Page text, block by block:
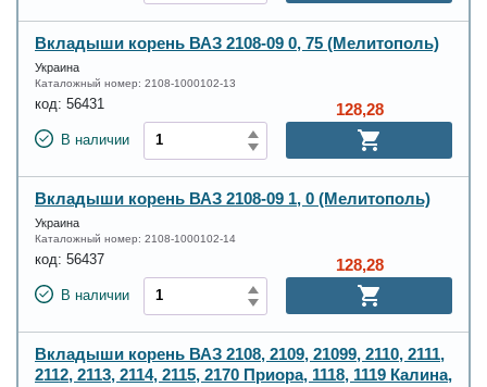
Вкладыши корень ВАЗ 2108-09 0, 75 (Мелитополь)
Украина
Каталожный номер: 2108-1000102-13
код: 56431
В наличии
128,28
Вкладыши корень ВАЗ 2108-09 1, 0 (Мелитополь)
Украина
Каталожный номер: 2108-1000102-14
код: 56437
В наличии
128,28
Вкладыши корень ВАЗ 2108, 2109, 21099, 2110, 2111,
2112, 2113, 2114, 2115, 2170 Приора, 1118, 1119 Калина,